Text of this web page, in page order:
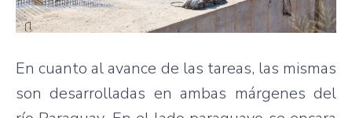
En cuanto al avance de las tareas, las mismas
son desarrolladas en ambas márgenes del